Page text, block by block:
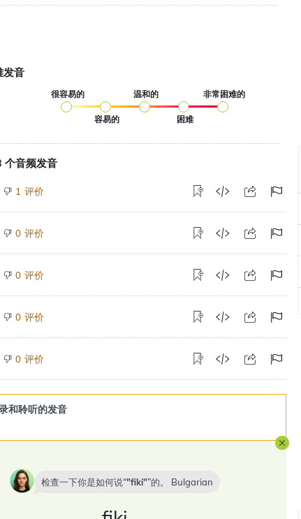
发音
很容易的
容易的
温和的
困难
非常困难的
个音频发音
1 评价
0 评价
0 评价
0 评价
0 评价
和聆听的发音
检查一下你是如何说“ fiki ”的。 Bulgarian